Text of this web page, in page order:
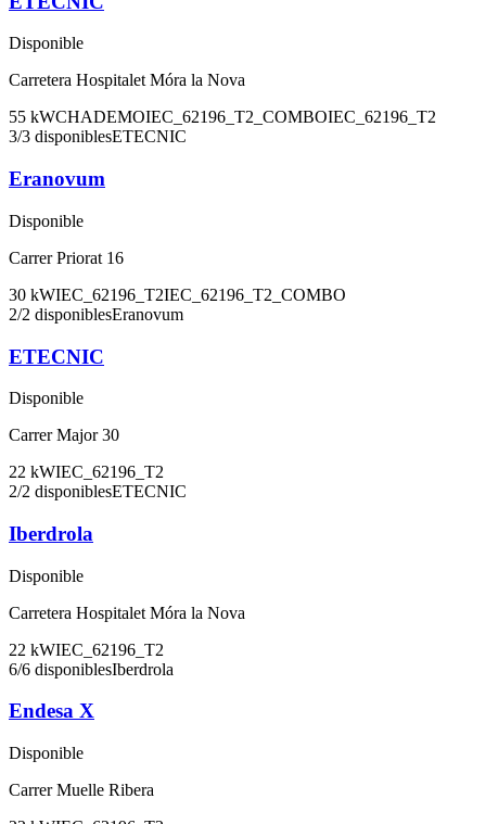
Disponible
Carretera Hospitalet Móra la Nova
55 kWCHADEMOIEC_62196_T2_COMBOIEC_62196_T2
3/3 disponiblesETECNIC
Eranovum
Disponible
Carrer Priorat 16
30 kWIEC_62196_T2IEC_62196_T2_COMBO
2/2 disponiblesEranovum
ETECNIC
Disponible
Carrer Major 30
22 kWIEC_62196_T2
2/2 disponiblesETECNIC
Iberdrola
Disponible
Carretera Hospitalet Móra la Nova
22 kWIEC_62196_T2
6/6 disponiblesIberdrola
Endesa X
Disponible
Carrer Muelle Ribera